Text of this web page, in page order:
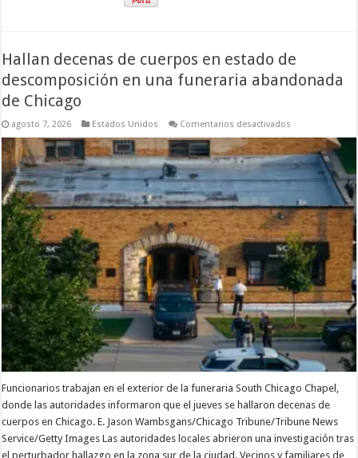
Hallan decenas de cuerpos en estado de
descomposición en una funeraria abandonada
de Chicago
agosto 7, 2026 Estados Unidos Comentarios desactivados
decenas
de
cuerpos
estado
en
una
funeraria
abandonada
de
Chicago
Funcionarios trabajan en el exterior de la funeraria South Chicago Chapel,
donde las autoridades informaron que el jueves se hallaron decenas de
cuerpos en Chicago. E. Jason Wambsgans/Chicago Tribune/Tribune News
Service/Getty Images Las autoridades locales abrieron una investigación tras
el perturbador hallazgo en la zona sur de la ciudad. Vecinos y familiares de